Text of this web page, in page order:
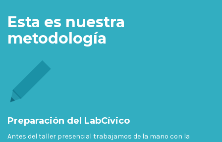
Esta es nuestra
metodología
Preparación del LabCívico
Antes del taller presencial trabajamos de la mano con la